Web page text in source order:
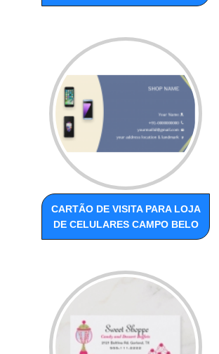
CARTÃO DE VISITA PARA LOJA
DE CELULARES CAMPO BELO